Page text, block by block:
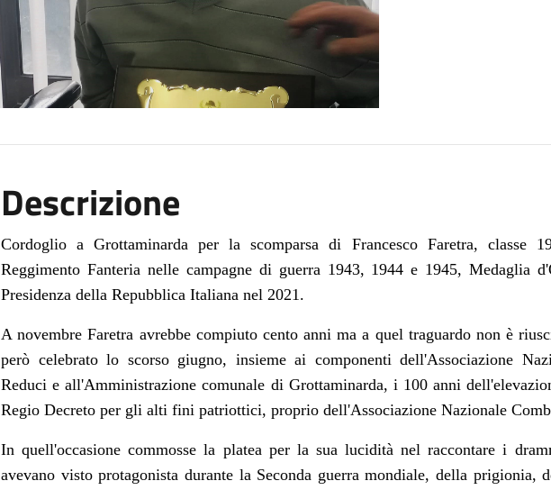
Descrizione
Cordoglio a Grottaminarda per la scomparsa di Francesco Faretra, classe
Reggimento Fanteria nelle campagne di guerra 1943, 1944 e 1945, Medaglia
Presidenza della Repubblica Italiana nel 2021.
A novembre Faretra avrebbe compiuto cento anni ma a quel traguardo non è
però celebrato lo scorso giugno, insieme ai componenti dell'Associazione
Reduci e all'Amministrazione comunale di Grottaminarda, i 100 anni
Regio Decreto per gli alti fini patriottici, proprio dell'Associazione Nazionale
In quell'occasione commosse la platea per la sua lucidità nel raccontare i
avevano visto protagonista durante la Seconda guerra mondiale, della prigionia,